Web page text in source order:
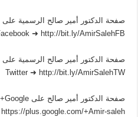
صفحة الدكتور أمير صالح الرسمية
➜ http://bit.ly/AmirSalehFB
صفحة الدكتور أمير صالح الرسمية على
Twitter ➜ http://bit.ly/AmirSalehTW
صفحة الدكتور أمير صالح على Google+
plus.google.com/+Amir-saleh